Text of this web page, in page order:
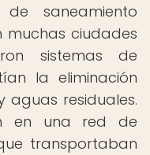
saneamiento
muchas ciudades
sistemas de
la eliminación
aguas residuales.
en una red de
transportaban